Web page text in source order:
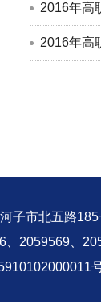
2016年高
2016年高
子市北五路185
、2059569、